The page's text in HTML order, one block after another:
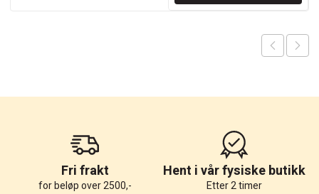
Fri frakt
for beløp over 2500,-
Hent i vår fysiske butikk
Etter 2 timer